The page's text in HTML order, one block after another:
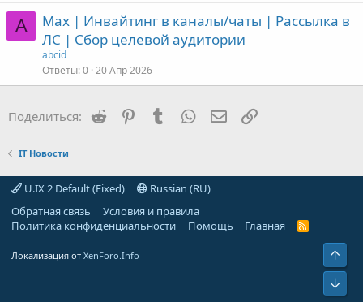
A
Max | Инвайтинг в каналы/чаты | Рассылка в
ЛС | Сбор целевой аудитории
abcid
Ответы 0 20 Апр 2026
Поделиться: Reddit PinterestTumblrWhatsAppЭлектронная почта
Ссылка
IT Новости
U.IX 2 Default (Fixed)
Russian (RU)
Обратная связь
Условия и правила
Политика конфиденциальности
Помощь Главная
R
Локализация от XenForo.Info